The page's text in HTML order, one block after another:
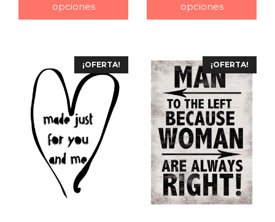
opciones
opciones
¡OFERTA! ¡OFERTA!